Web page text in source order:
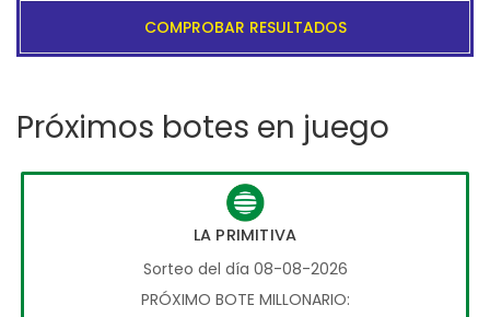
COMPROBAR RESULTADOS
Próximos botes en juego
LA PRIMITIVA
Sorteo del día 08-08-2026
PRÓXIMO BOTE MILLONARIO: